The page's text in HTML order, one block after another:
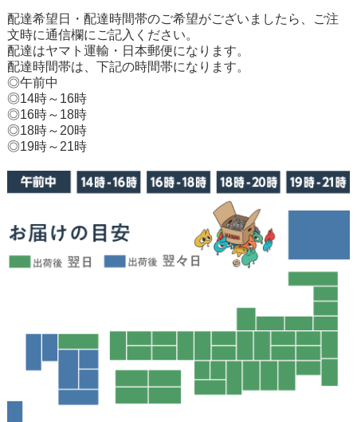
配達希望日・配達時間帯のご希望がございましたら、ご注
文時に通信欄にご記入ください。
配達はヤマト運輸・日本郵便になります。
配達時間帯は、下記の時間帯になります。
◎午前中
◎14時～16時
◎16時～18時
◎18時～20時
◎19時～21時